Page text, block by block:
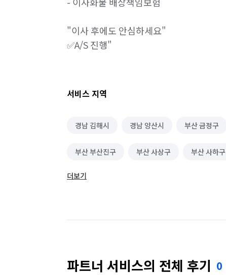
"이사 후에도 안심하세요"
✅A/S 진행"
서비스 지역
경남 김해시 경남 양산시 부산 금정구
부산 부산진구 부산 사상구 부산 사하구
부산 영도구
더보기
파트너 서비스의 전체 후기 0